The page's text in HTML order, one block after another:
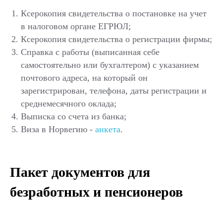
Ксерокопия свидетельства о постановке на учет
в налоговом органе ЕГРЮЛ;
Ксерокопия свидетельства о регистрации фирмы;
Справка с работы (выписанная себе
самостоятельно или бухгалтером) с указанием
почтового адреса, на который он
зарегистрирован, телефона, даты регистрации и
среднемесячного оклада;
Выписка со счета из банка;
Виза в Норвегию - анкета.
Пакет документов для
безработных и пенсионеров